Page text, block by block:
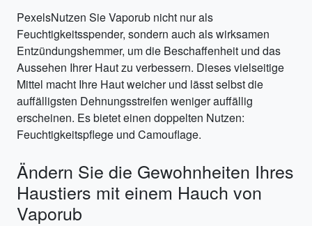
PexelsNutzen Sie Vaporub nicht nur als
Feuchtigkeitsspender, sondern auch als wirksamen
Entzündungshemmer, um die Beschaffenheit und das
Aussehen Ihrer Haut zu verbessern. Dieses vielseitige
Mittel macht Ihre Haut weicher und lässt selbst die
auffälligsten Dehnungsstreifen weniger auffällig
erscheinen. Es bietet einen doppelten Nutzen:
Feuchtigkeitspflege und Camouflage.
Ändern Sie die Gewohnheiten Ihres
Haustiers mit einem Hauch von
Vaporub